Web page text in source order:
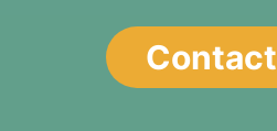
Contact